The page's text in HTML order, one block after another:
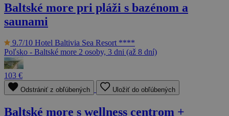
Baltské more pri pláži s bazénom a
saunami
9.7/10 Hotel Baltivia Sea Resort ****
Poľsko - Baltské more 2 osoby, 3 dni (až 8 dní)
103 €
Odstrániť z obľúbených Uložiť do obľúbených
Baltské more s wellness centrom +